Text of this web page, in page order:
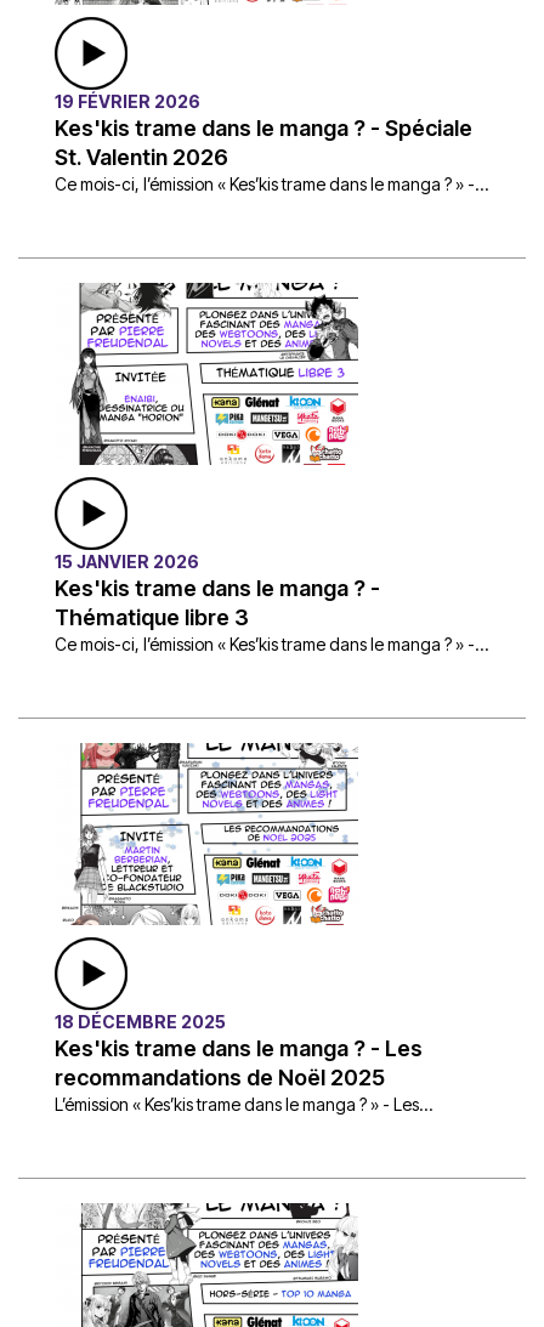
19 FÉVRIER 2026
Kes'kis trame dans le manga ? - Spéciale
St. Valentin 2026
Ce mois-ci, l’émission « Kes’kis trame dans le manga ? » -...
15 JANVIER 2026
Kes'kis trame dans le manga ? -
Thématique libre 3
Ce mois-ci, l’émission « Kes’kis trame dans le manga ? » -...
18 DÉCEMBRE 2025
Kes'kis trame dans le manga ? - Les
recommandations de Noël 2025
L’émission « Kes’kis trame dans le manga ? » - Les...